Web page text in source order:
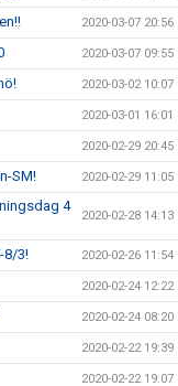
2020-03-07 20:56
2020-03-07 09:55
2020-03-02 10:07
2020-03-01 16:01
2020-02-29 20:45
SM! 2020-02-29 11:05
4
2020-02-28 14:13
8/3! 2020-02-26 11:54
2020-02-24 12:22
2020-02-24 08:20
2020-02-22 19:39
2020-02-22 19:07